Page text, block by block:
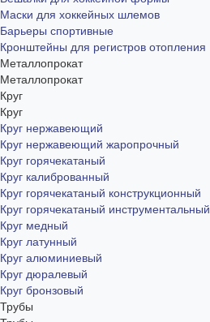
Маски для хоккейных шлемов
Барьеры спортивные
Кронштейны для регистров отопления
Металлопрокат
Металлопрокат
Круг
Круг
Круг нержавеющий
Круг нержавеющий жаропрочный
Круг горячекатаный
Круг калиброванный
Круг горячекатаный конструкционный
Круг горячекатаный инструментальный
Круг медный
Круг латунный
Круг алюминиевый
Круг дюралевый
Круг бронзовый
Трубы